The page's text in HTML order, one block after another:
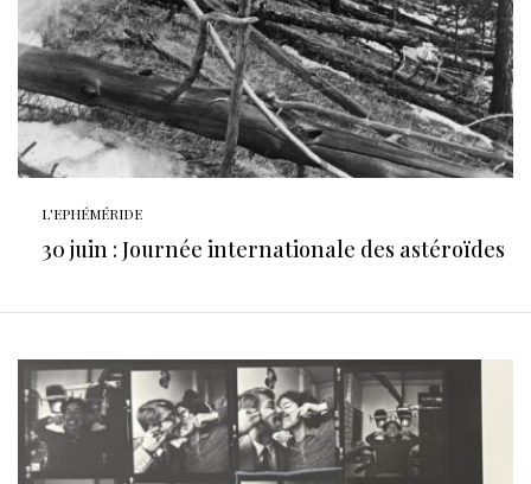
L'EPHÉMÉRIDE
30 juin : Journée internationale des astéroïdes